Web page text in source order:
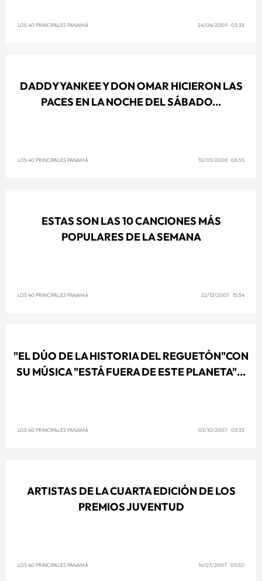
LOS 40 PRINCIPALES PANAMÁ 24/04/2009 03:38
DADDY YANKEE Y DON OMAR HICIERON LAS
PACES EN LA NOCHE DEL SÁBADO...
LOS 40 PRINCIPALES PANAMÁ 10/03/2008 08:55
ESTAS SON LAS 10 CANCIONES MÁS
POPULARES DE LA SEMANA
LOS 40 PRINCIPALES PANAMÁ 22/12/2007 15:54
"EL DÚO DE LA HISTORIA DEL REGUETÓN"CON
SU MÚSICA "ESTÁ FUERA DE ESTE PLANETA"...
LOS 40 PRINCIPALES PANAMÁ 03/10/2007 03:33
ARTISTAS DE LA CUARTA EDICIÓN DE LOS
PREMIOS JUVENTUD
LOS 40 PRINCIPALES PANAMÁ 16/07/2007 03:50